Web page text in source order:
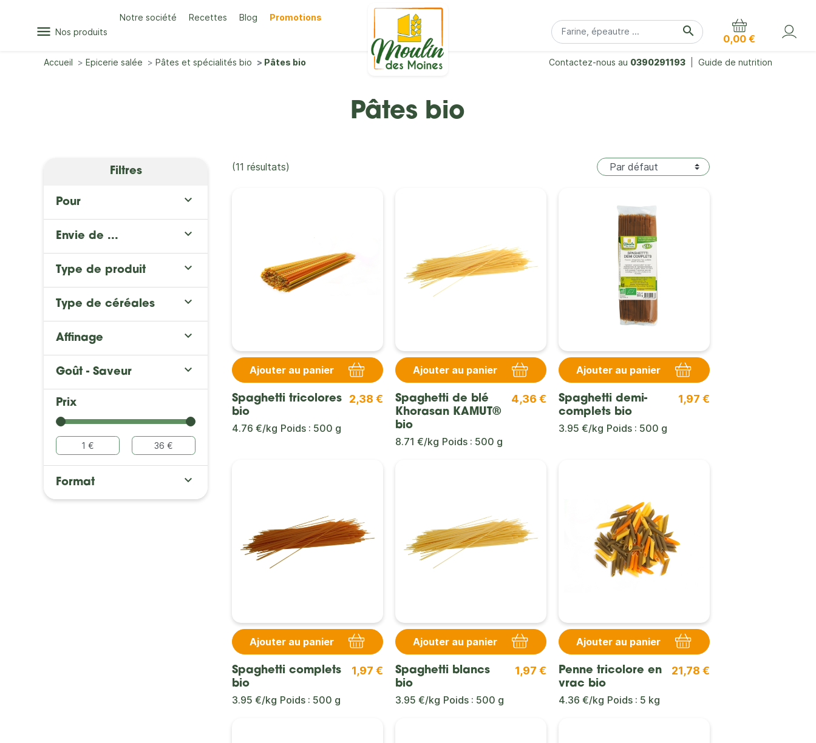
menu Nos produits
Notre société Recettes Blog Promotions
search
0,00 €
Accueil Epicerie salée Pâtes et spécialités bio Pâtes bio Contactez-nous au 0390291193 Guide de nutrition
Pâtes bio
Filtres
Pour 
Envie de ... 
Type de produit 
Type de céréales 
Affinage 
Goût - Saveur 
Prix
Format 
(11 résultats)
Ajouter au panier
Spaghetti tricolores
bio
2,38 €
4.76 €/kg Poids : 500 g
Ajouter au panier
Spaghetti de blé
Khorasan KAMUT®
bio
4,36 €
8.71 €/kg Poids : 500 g
Ajouter au panier
Spaghetti demi-
complets bio
1,97 €
3.95 €/kg Poids : 500 g
Ajouter au panier
Spaghetti complets
bio
1,97 €
3.95 €/kg Poids : 500 g
Ajouter au panier
Spaghetti blancs
bio
1,97 €
3.95 €/kg Poids : 500 g
Ajouter au panier
Penne tricolore en
vrac bio
21,78 €
4.36 €/kg Poids : 5 kg